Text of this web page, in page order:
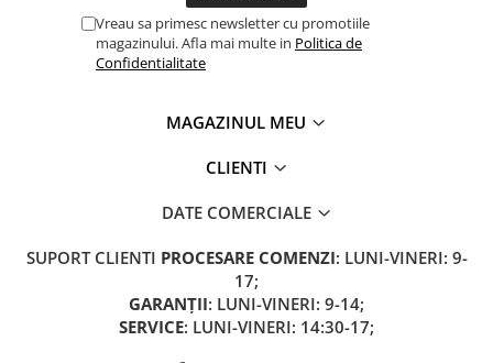
Camere
Vreau sa primesc newsletter cu promotiile
magazinului. Afla mai multe in Politica de
Confidentialitate
MAGAZINUL MEU
CLIENTI
DATE COMERCIALE
SUPORT CLIENTI PROCESARE COMENZI: LUNI-VINERI: 9-
17;
GARANȚII: LUNI-VINERI: 9-14;
SERVICE: LUNI-VINERI: 14:30-17;